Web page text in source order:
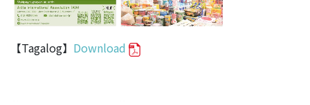
【Tagalog】 Download